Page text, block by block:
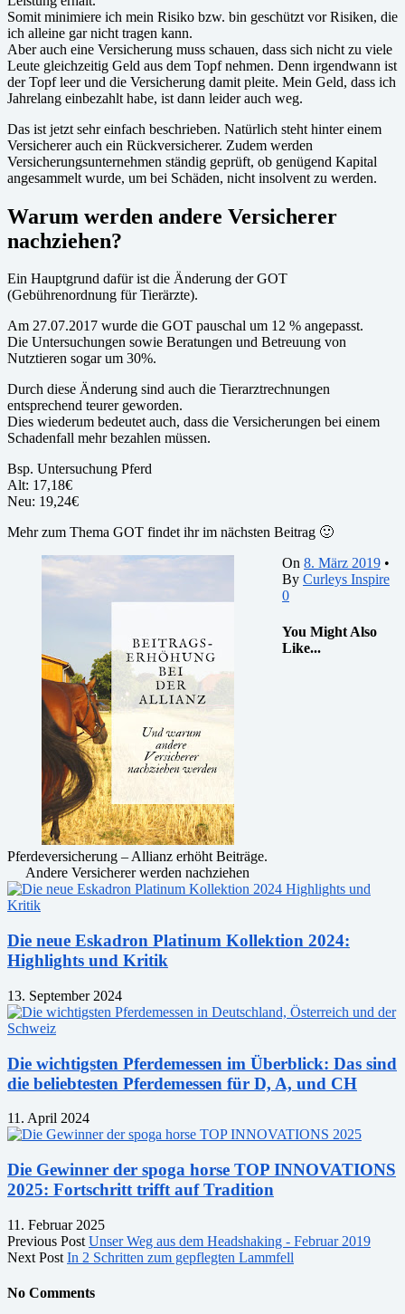
Somit minimiere ich mein Risiko bzw. bin geschützt vor Risiken, die
ich alleine gar nicht tragen kann.
Aber auch eine Versicherung muss schauen, dass sich nicht zu viele
Leute gleichzeitig Geld aus dem Topf nehmen. Denn irgendwann ist
der Topf leer und die Versicherung damit pleite. Mein Geld, dass ich
Jahrelang einbezahlt habe, ist dann leider auch weg.
Das ist jetzt sehr einfach beschrieben. Natürlich steht hinter einem
Versicherer auch ein Rückversicherer. Zudem werden
Versicherungsunternehmen ständig geprüft, ob genügend Kapital
angesammelt wurde, um bei Schäden, nicht insolvent zu werden.
Warum werden andere Versicherer
nachziehen?
Ein Hauptgrund dafür ist die Änderung der GOT
(Gebührenordnung für Tierärzte).
Am 27.07.2017 wurde die GOT pauschal um 12 % angepasst.
Die Untersuchungen sowie Beratungen und Betreuung von
Nutztieren sogar um 30%.
Durch diese Änderung sind auch die Tierarztrechnungen
entsprechend teurer geworden.
Dies wiederum bedeutet auch, dass die Versicherungen bei einem
Schadenfall mehr bezahlen müssen.
Bsp. Untersuchung Pferd
Alt: 17,18€
Neu: 19,24€
Mehr zum Thema GOT findet ihr im nächsten Beitrag 🙂
Pferdeversicherung – Allianz erhöht Beiträge.
Andere Versicherer werden nachziehen
On 8. März 2019 •
By Curleys Inspire
0
You Might Also
Like...
Die neue Eskadron Platinum Kollektion 2024:
Highlights und Kritik
13. September 2024
Die wichtigsten Pferdemessen im Überblick: Das sind
die beliebtesten Pferdemessen für D, A, und CH
11. April 2024
Die Gewinner der spoga horse TOP INNOVATIONS
2025: Fortschritt trifft auf Tradition
11. Februar 2025
Previous Post Unser Weg aus dem Headshaking - Februar 2019
Next Post In 2 Schritten zum gepflegten Lammfell
No Comments